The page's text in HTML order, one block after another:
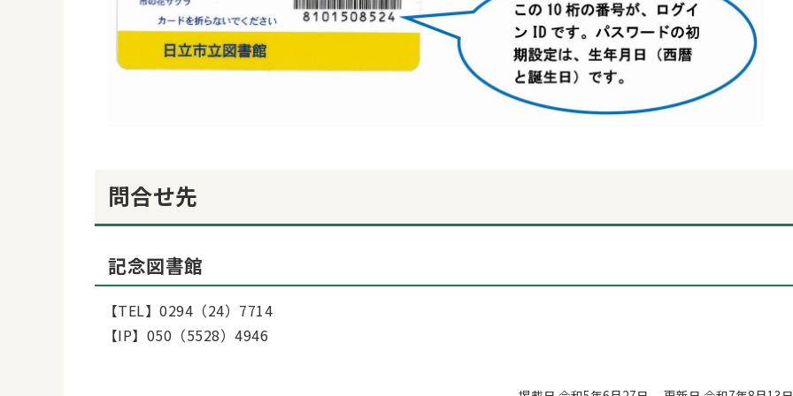
問合せ先
記念図書館
【TEL】0294（24）7714
【IP】050（5528）4946